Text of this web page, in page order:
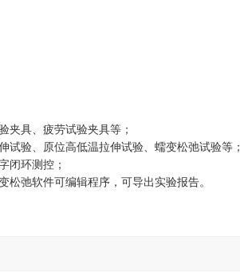
夹具、疲劳试验夹具等；
验、原位高低温拉伸试验、蠕变松弛试验等；
闭环测控；
弛软件可编辑程序，可导出实验报告。